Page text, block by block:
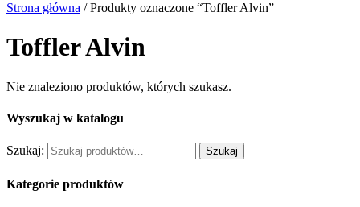
Strona główna / Produkty oznaczone “Toffler Alvin”
Toffler Alvin
Nie znaleziono produktów, których szukasz.
Wyszukaj w katalogu
Szukaj: Szukaj
Kategorie produktów